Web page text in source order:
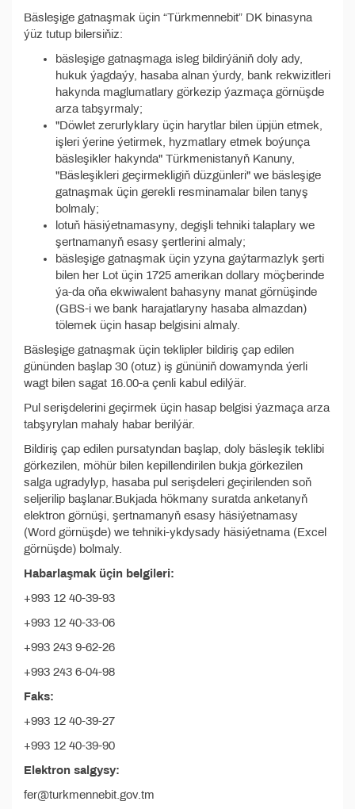
Bäsleşige gatnaşmak üçin “Türkmennebit” DK binasyna
ýüz tutup bilersiňiz:
bäsleşige gatnaşmaga isleg bildirýäniň doly ady,
hukuk ýagdaýy, hasaba alnan ýurdy, bank rekwizitleri
hakynda maglumatlary görkezip ýazmaça görnüşde
arza tabşyrmaly;
"Döwlet zerurlyklary üçin harytlar bilen üpjün etmek,
işleri ýerine ýetirmek, hyzmatlary etmek boýunça
bäsleşikler hakynda" Türkmenistanyň Kanuny,
"Bäsleşikleri geçirmekligiň düzgünleri" we bäsleşige
gatnaşmak üçin gerekli resminamalar bilen tanyş
bolmaly;
lotuň häsiýetnamasyny, degişli tehniki talaplary we
şertnamanyň esasy şertlerini almaly;
bäsleşige gatnaşmak üçin yzyna gaýtarmazlyk şerti
bilen her Lot üçin 1725 amerikan dollary möçberinde
ýa-da oňa ekwiwalent bahasyny manat görnüşinde
(GBS-i we bank harajatlaryny hasaba almazdan)
tölemek üçin hasap belgisini almaly.
Bäsleşige gatnaşmak üçin teklipler bildiriş çap edilen
gününden başlap 30 (otuz) iş gününiň dowamynda ýerli
wagt bilen sagat 16.00-a çenli kabul edilýär.
Pul serişdelerini geçirmek üçin hasap belgisi ýazmaça arza
tabşyrylan mahaly habar berilýär.
Bildiriş çap edilen pursatyndan başlap, doly bäsleşik teklibi
görkezilen, möhür bilen kepillendirilen bukja görkezilen
salga ugradylyp, hasaba pul serişdeleri geçirilenden soň
seljerilip başlanar.Bukjada hökmany suratda anketanyň
elektron görnüşi, şertnamanyň esasy häsiýetnamasy
(Word görnüşde) we tehniki-ykdysady häsiýetnama (Excel
görnüşde) bolmaly.
Habarlaşmak üçin belgileri:
+993 12 40-39-93
+993 12 40-33-06
+993 243 9-62-26
+993 243 6-04-98
Faks:
+993 12 40-39-27
+993 12 40-39-90
Elektron salgysy:
fer@turkmennebit.gov.tm